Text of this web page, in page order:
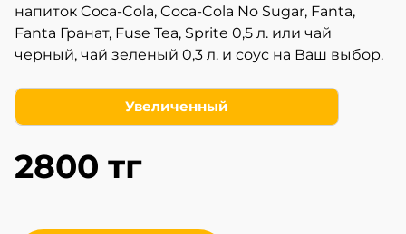
напиток Coca-Cola, Coca-Cola No Sugar, Fanta,
Fanta Гранат, Fuse Tea, Sprite 0,5 л. или чай
черный, чай зеленый 0,3 л. и соус на Ваш выбор.
Увеличенный
2800 тг